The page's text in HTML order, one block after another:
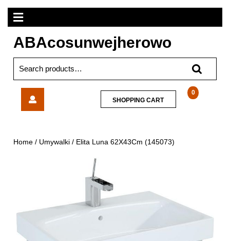
Skip
content
Open
Menu
ABAcosunwejherowo
for:
0
SHOPPING CARTSHOPPING
CART
Home / Umywalki / Elita Luna 62X43Cm (145073)